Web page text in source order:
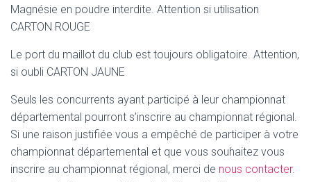
Magnésie en poudre interdite. Attention si utilisation
CARTON ROUGE
Le port du maillot du club est toujours obligatoire. Attention,
si oubli CARTON JAUNE
Seuls les concurrents ayant participé à leur championnat
départemental pourront s’inscrire au championnat régional.
Si une raison justifiée vous a empêché de participer à votre
championnat départemental et que vous souhaitez vous
inscrire au championnat régional, merci de nous contacter.